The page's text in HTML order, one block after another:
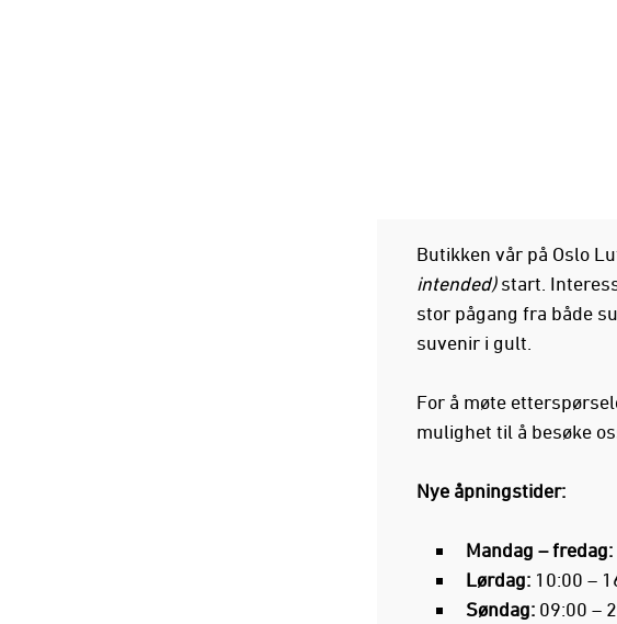
Butikken vår på Oslo
intended)start.
stor pågang fra både
suvenir i gult.
For å møte
mulighet til å besøke
Nye åpningstider:
Mandag – fredag:
Lørdag:10:00 –
Søndag:09:00 –